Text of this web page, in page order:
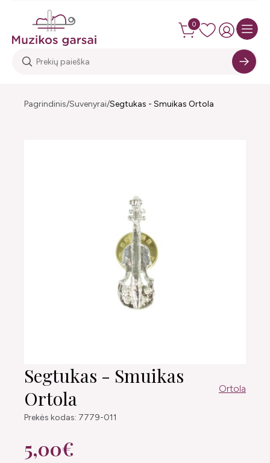
0
Pagrindinis Suvenyrai Segtukas - Smuikas Ortola
Segtukas - Smuikas
Ortola
Ortola
Prekės kodas: 7779-011
5,00€